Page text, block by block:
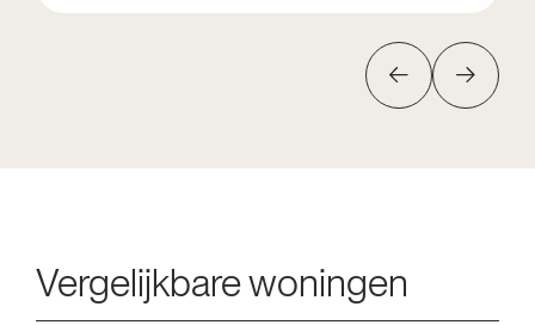
Vergelijkbare woningen